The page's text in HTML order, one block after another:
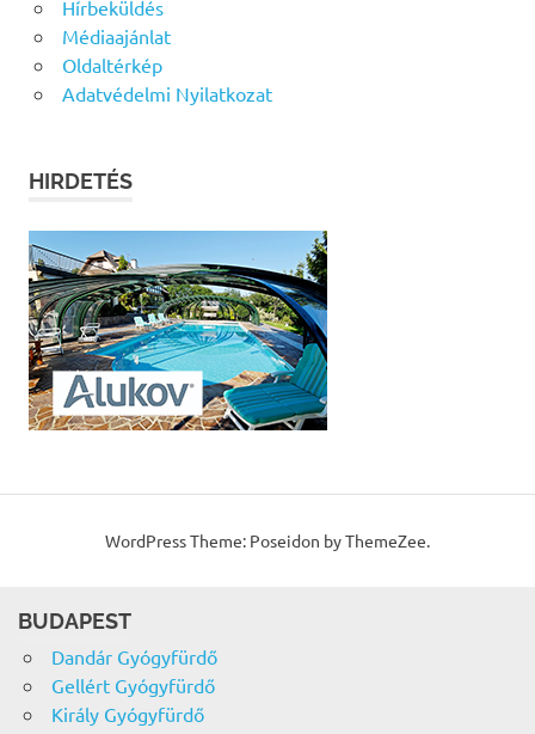
Hírbeküldés
Médiaajánlat
Oldaltérkép
Adatvédelmi Nyilatkozat
HIRDETÉS
WordPress Theme: Poseidon by ThemeZee.
BUDAPEST
Dandár Gyógyfürdő
Gellért Gyógyfürdő
Király Gyógyfürdő